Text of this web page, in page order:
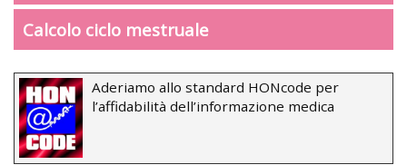
Calcolo ciclo mestruale
Aderiamo allo standard HONcode per
l’affidabilità dell’informazione medica